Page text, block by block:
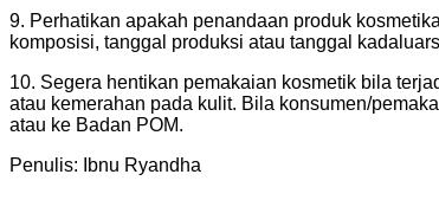
9. Perhatikan apakah penandaan produk
komposisi, tanggal produksi atau tanggal
10. Segera hentikan pemakaian kosmetik bila
atau kemerahan pada kulit. Bila konsumen/
atau ke Badan POM.
Penulis: Ibnu Ryandha